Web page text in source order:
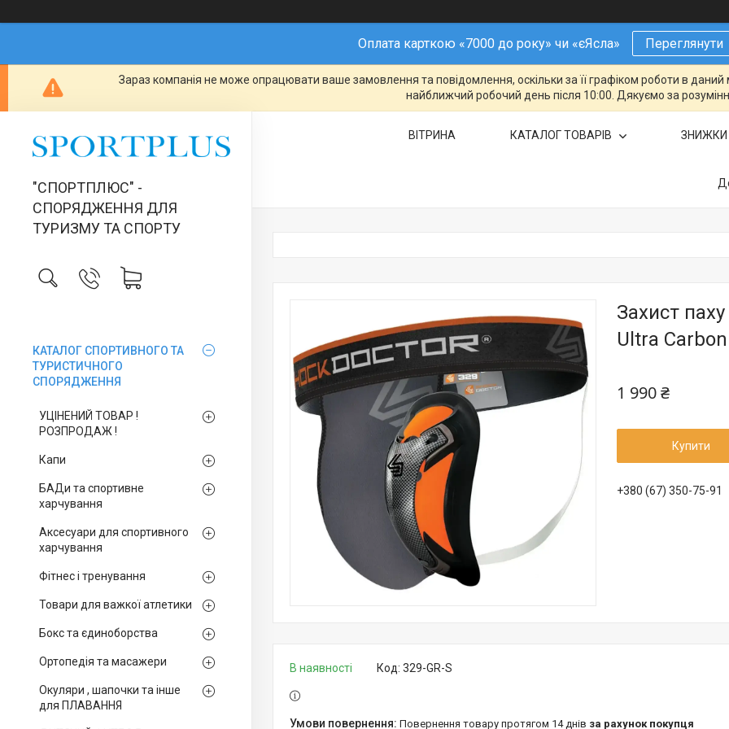
Оплата карткою «7000 до року» чи «єЯсла» Переглянути
Зараз компанія не може опрацювати ваше замовлення та повідомлення, оскільки за її графіком роботи в
найближчий робочий день після 10:00. Дякуємо за
"СПОРТПЛЮС" -
СПОРЯДЖЕННЯ ДЛЯ
ТУРИЗМУ ТА СПОРТУ
КАТАЛОГ СПОРТИВНОГО ТА
ТУРИСТИЧНОГО
СПОРЯДЖЕННЯ
УЦІНЕНИЙ ТОВАР !
РОЗПРОДАЖ !
Капи
БАДи та спортивне
харчування
Аксесуари для спортивного
харчування
Фітнес і тренування
Товари для важкої атлетики
Бокс та єдиноборства
Ортопедія та масажери
Окуляри , шапочки та інше
для ПЛАВАННЯ
ВІТРИНА КАТАЛОГ ТОВАРІВ ЗНИЖКИ
Захист
Ultra
1 990 ₴
Купити
+380 (67) 350-75-91
В наявності Код: 329-GR-S
повернення товару протягом 14 днів за рахунок покупця